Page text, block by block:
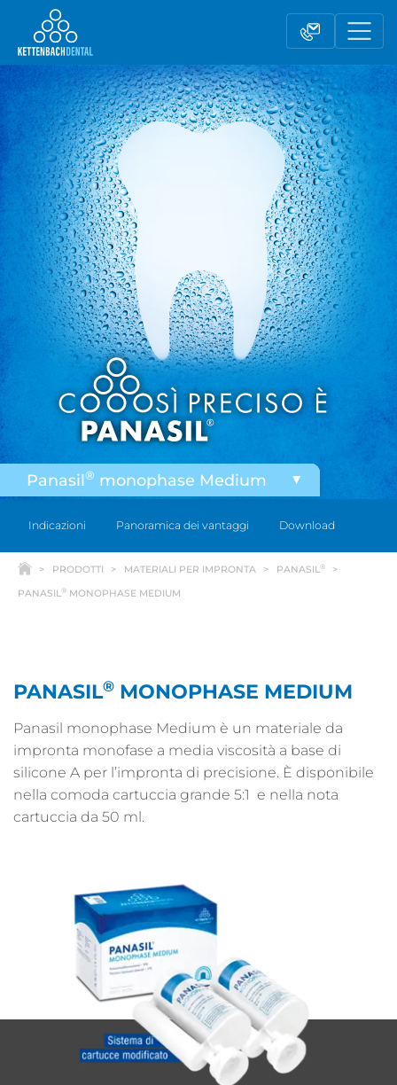
Telesales Rivenditori
Modulo contatto
Panasil® monophase Medium
Panasil
®
Indicazioni Panoramica dei vantaggi Download
PRODOTTI MATERIALI PER IMPRONTA PANASIL®
PANASIL® MONOPHASE MEDIUM
PANASIL® MONOPHASE MEDIUM
Panasil monophase Medium è un materiale da
impronta monofase a media viscosità a base di
silicone A per l’impronta di precisione. È disponibile
nella comoda cartuccia grande 5:1 e nella nota
cartuccia da 50 ml.